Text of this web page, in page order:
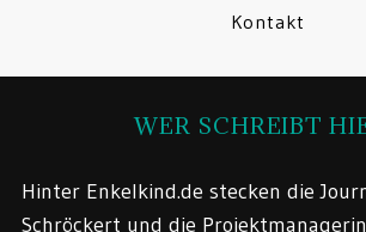
Kontakt
WER SCHREIBT
Hinter Enkelkind.de stecken die
Schröckert und die